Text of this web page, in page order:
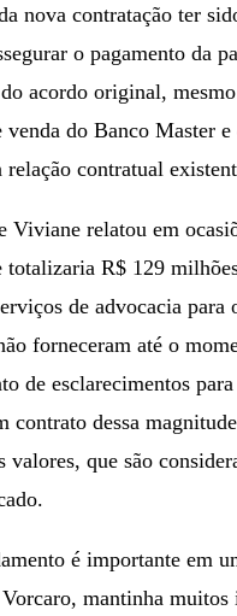
nova contratação ter
o pagamento da
acordo original,
venda do Banco Master e
relação contratual
Viviane relatou em
totalizaria R$ 129
de advocacia para
forneceram até o
de esclarecimentos
contrato dessa
valores, que são
é importante em
mantinha muitos